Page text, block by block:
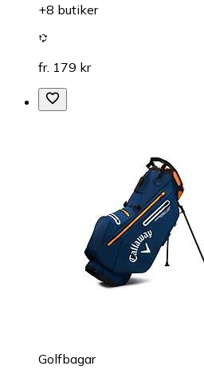
+8 butiker
fr. 179 kr
Golfbagar